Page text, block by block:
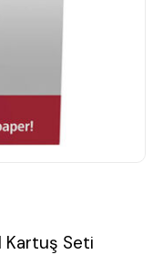
Seti